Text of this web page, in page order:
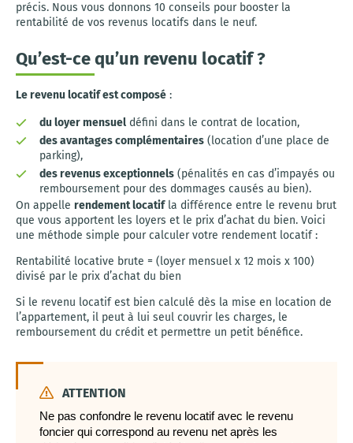
précis. Nous vous donnons 10 conseils pour booster la
rentabilité de vos revenus locatifs dans le neuf.
Qu’est-ce qu’un revenu locatif ?
Le revenu locatif est composé :
du loyer mensuel défini dans le contrat de location,
des avantages complémentaires (location d’une place de
parking),
des revenus exceptionnels (pénalités en cas d’impayés ou
remboursement pour des dommages causés au bien).
On appelle rendement locatifla différence entre le revenu brut
que vous apportent les loyers et le prix d’achat du bien. Voici
une méthode simple pour calculer votre rendement locatif :
Rentabilité locative brute = (loyer mensuel x 12 mois x 100)
divisé par le prix d’achat du bien
Si le revenu locatif est bien calculé dès la mise en location de
l’appartement, il peut à lui seul couvrir les charges, le
remboursement du crédit et permettre un petit bénéfice.
ATTENTION
Ne pas confondre le revenu locatif avec le revenu
foncier qui correspond au revenu net après les